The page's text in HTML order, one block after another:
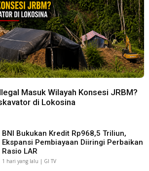
Masuk Wilayah Konsesi JRBM?
di Lokosina
BNI Bukukan Kredit Rp968,5 Triliun,
Ekspansi Pembiayaan Diiringi Perbaikan
Rasio LAR
1 hari yang lalu | GI TV